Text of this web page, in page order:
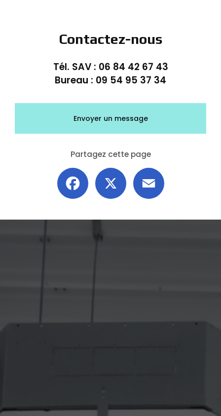
Contactez-nous
Tél. SAV : 06 84 42 67 43
Bureau : 09 54 95 37 34
Envoyer un message
Partagez cette page
Facebook